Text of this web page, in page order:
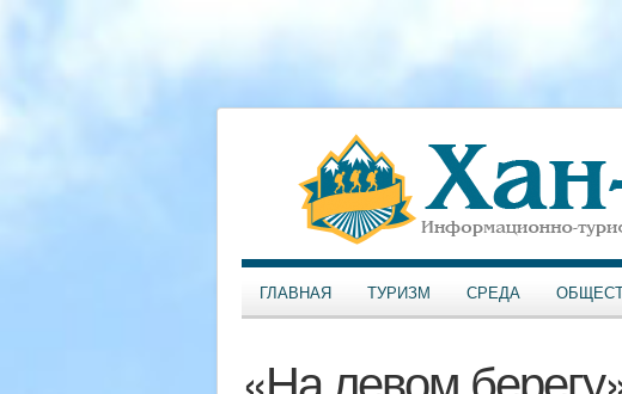
ГЛАВНАЯ ТУРИЗМ СРЕДА
«На левом